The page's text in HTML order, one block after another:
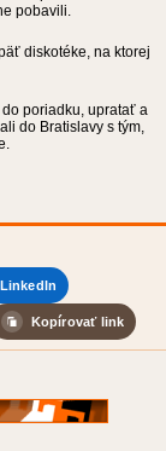
pobavili.
diskotéke, na ktorej
poriadku, upratať a
do Bratislavy s tým,
LinkedIn
Kopírovať link